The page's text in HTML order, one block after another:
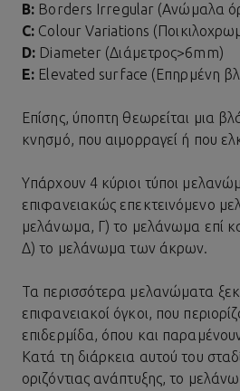
Β: Borders Irregular (Aνώμαλα
C: Colour Variations
D: Diameter (Διάμετρος>6mm)
E: Elevated surface (Επηρμένη
Επίσης, ύποπτη θεωρείται μια
κνησμό, που αιμορραγεί ή που
Υπάρχουν 4 κύριοι τύποι
επιφανειακώς επεκτεινόμενο
μελάνωμα, Γ) το μελάνωμα επί
Δ) το μελάνωμα των άκρων.
Τα περισσότερα μελανώματα
επιφανειακοί όγκοι, που
επιδερμίδα, όπου και
Κατά τη διάρκεια αυτού του
οριζόντιας ανάπτυξης, το